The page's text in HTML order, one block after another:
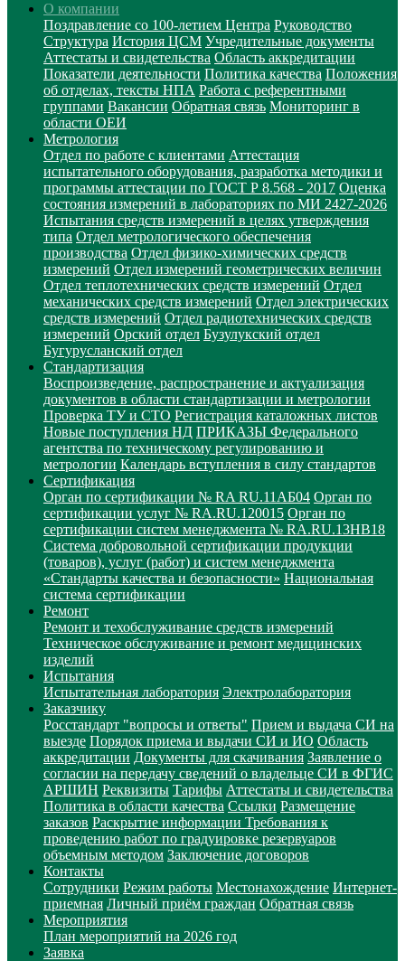
О компании
Поздравление со 100-летием Центра Руководство
Структура История ЦСМ Учредительные документы
Аттестаты и свидетельства Область аккредитации
Показатели деятельности Политика качества Положения
об отделах, тексты НПА Работа с референтными
группами Вакансии Обратная связь Мониторинг в
области ОЕИ
Метрология
Отдел по работе с клиентами Аттестация
испытательного оборудования, разработка методики и
программы аттестации по ГОСТ Р 8.568 - 2017 Оценка
состояния измерений в лабораториях по МИ 2427-2026
Испытания средств измерений в целях утверждения
типа Отдел метрологического обеспечения
производства Отдел физико-химических средств
измерений Отдел измерений геометрических величин
Отдел теплотехнических средств измерений Отдел
механических средств измерений Отдел электрических
средств измерений Отдел радиотехнических средств
измерений Орский отдел Бузулукский отдел
Бугурусланский отдел
Стандартизация
Воспроизведение, распространение и актуализация
документов в области стандартизации и метрологии
Проверка ТУ и СТО Регистрация каталожных листов
Новые поступления НД ПРИКАЗЫ Федерального
агентства по техническому регулированию и
метрологии Календарь вступления в силу стандартов
Сертификация
Орган по сертификации № RA RU.11АБ04 Орган по
сертификации услуг № RA.RU.120015 Орган по
сертификации систем менеджмента № RA.RU.13HB18
Система добровольной сертификации продукции
(товаров), услуг (работ) и систем менеджмента
«Стандарты качества и безопасности» Национальная
система сертификации
Ремонт
Ремонт и техобслуживание средств измерений
Техническое обслуживание и ремонт медицинских
изделий
Испытания
Испытательная лаборатория Электролаборатория
Заказчику
Росстандарт "вопросы и ответы" Прием и выдача СИ на
выезде Порядок приема и выдачи СИ и ИО Область
аккредитации Документы для скачивания Заявление о
согласии на передачу сведений о владельце СИ в ФГИС
АРШИН Реквизиты Тарифы Аттестаты и свидетельства
Политика в области качества Ссылки Размещение
заказов Раскрытие информации Требования к
проведению работ по градуировке резервуаров
объемным методом Заключение договоров
Контакты
Сотрудники Режим работы Местонахождение Интернет-
приемная Личный приём граждан Обратная связь
Мероприятия
План мероприятий на 2026 год
Заявка